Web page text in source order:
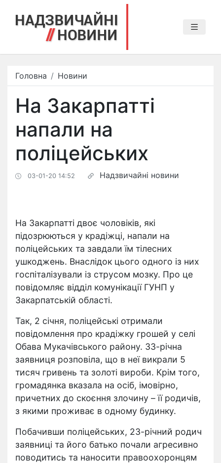
Головна Новини
На Закарпатті
напали на
поліцейських
03-01-20 14:52 Надзвичайні новини
На Закарпатті двоє чоловіків, які
підозрюються у крадіжці, напали на
поліцейських та завдали їм тілесних
ушкоджень. Внаслідок цього одного із них
госпіталізували із струсом мозку. Про це
повідомляє відділ комунікації ГУНП у
Закарпатській області.
Так, 2 січня, поліцейські отримали
повідомлення про крадіжку грошей у селі
Обава Мукачівського району. 33-річна
заявниця розповіла, що в неї викрали 5
тисяч гривень та золоті вироби. Крім того,
громадянка вказала на осіб, імовірно,
причетних до скоєння злочину – її родичів,
з якими проживає в одному будинку.
Побачивши поліцейських, 23-річний родич
заявниці та його батько почали агресивно
поводитись та наносити правоохоронцям